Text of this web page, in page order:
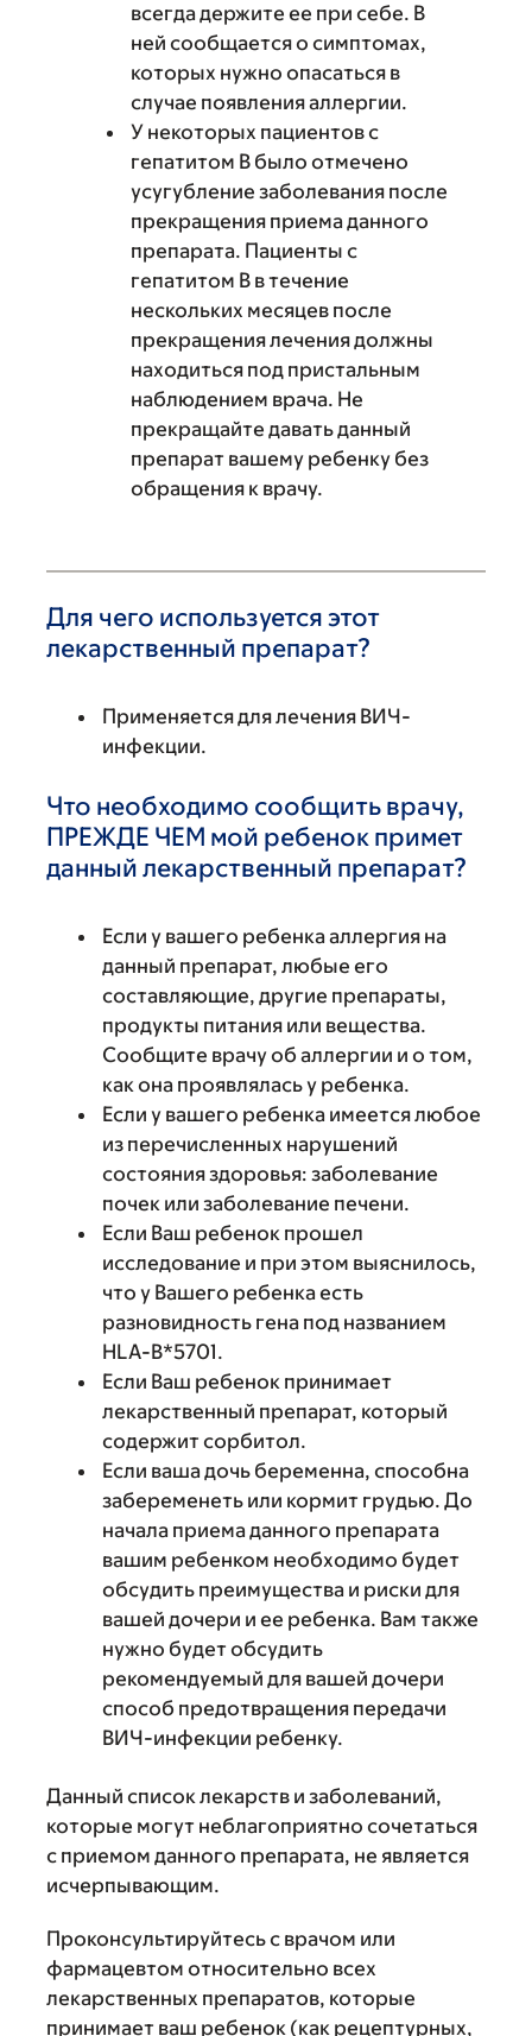
всегда держите ее при себе. В
ней сообщается о симптомах,
которых нужно опасаться в
случае появления аллергии.
У некоторых пациентов с
гепатитом B было отмечено
усугубление заболевания после
прекращения приема данного
препарата. Пациенты с
гепатитом B в течение
нескольких месяцев после
прекращения лечения должны
находиться под пристальным
наблюдением врача. Не
прекращайте давать данный
препарат вашему ребенку без
обращения к врачу.
Для чего используется этот
лекарственный препарат?
Применяется для лечения ВИЧ-
инфекции.
Что необходимо сообщить врачу,
ПРЕЖДЕ ЧЕМ мой ребенок примет
данный лекарственный препарат?
Если у вашего ребенка аллергия на
данный препарат, любые его
составляющие, другие препараты,
продукты питания или вещества.
Сообщите врачу об аллергии и о том,
как она проявлялась у ребенка.
Если у вашего ребенка имеется любое
из перечисленных нарушений
состояния здоровья: заболевание
почек или заболевание печени.
Если Ваш ребенок прошел
исследование и при этом выяснилось,
что у Вашего ребенка есть
разновидность гена под названием
HLA-B*5701.
Если Ваш ребенок принимает
лекарственный препарат, который
содержит сорбитол.
Если ваша дочь беременна, способна
забеременеть или кормит грудью. До
начала приема данного препарата
вашим ребенком необходимо будет
обсудить преимущества и риски для
вашей дочери и ее ребенка. Вам также
нужно будет обсудить
рекомендуемый для вашей дочери
способ предотвращения передачи
ВИЧ-инфекции ребенку.
Данный список лекарств и заболеваний,
которые могут неблагоприятно сочетаться
с приемом данного препарата, не является
исчерпывающим.
Проконсультируйтесь с врачом или
фармацевтом относительно всех
лекарственных препаратов, которые
принимает ваш ребенок (как рецептурных,